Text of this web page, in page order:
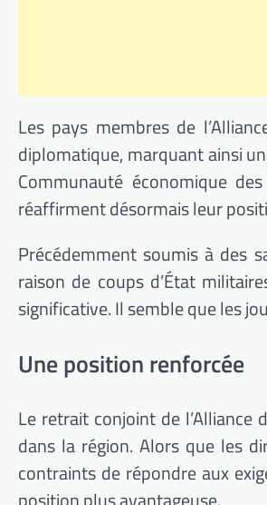
Les pays membres de
diplomatique, marquant ainsi
Communauté économique
réaffirment désormais leur
Précédemment soumis à des
raison de coups d’État
significative. Il semble que les
Une position renforcée
Le retrait conjoint de l’Alliance
dans la région. Alors que les
contraints de répondre aux